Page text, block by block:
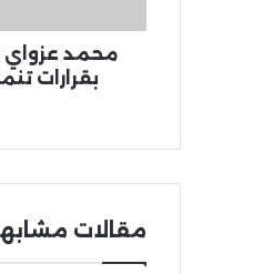
لتحسين
الخدمات
الحضرية
محمد
بقرارات
مقالات